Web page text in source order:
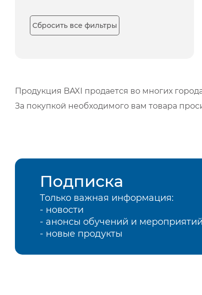
Сбросить все фильтры
Продукция BAXI продается во многих
За покупкой необходимого вам товара
Подписка
Только важная информация:
- новости
- анонсы обучений и мероприятий
- новые продукты